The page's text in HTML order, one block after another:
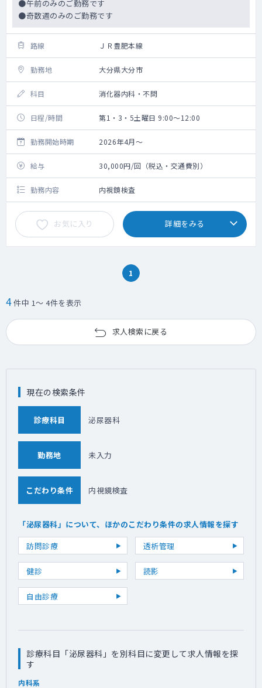
●午前のみのご勤務です
●奇数週のみのご勤務です
路線 ＪＲ豊肥本線
勤務地 大分県大分市
科目 消化器内科・不問
日程/時間 第1・3・5土曜日 9:00～12:00
勤務開始時期 2026年4月～
給与 30,000円/回（税込・交通費別）
勤務内容 内視鏡検査
お気に入り 詳細をみる
1
4件中 1～ 4件を表示
求人検索に戻る
現在の検索条件
診療科目 泌尿器科
勤務地 未入力
こだわり条件 内視鏡検査
「泌尿器科」について、ほかのこだわり条件の求人情報を探す
訪問診療
透析管理
健診 読影
自由診療
診療科目「泌尿器科」を別科目に変更して求人情報を探
す
内科系